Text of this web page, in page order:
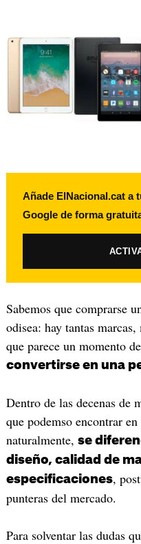
Añade ElNacional.cat a
Google de forma
Sabemos que comprarse
odisea: hay tantas
que parece un momento
convertirse en una
Dentro de las decenas de
que podemso encontrar
naturalmente, se
diseño, calidad de
especificaciones,
punteras del mercado.
Para solventar las dudas